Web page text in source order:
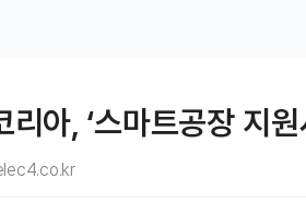
아, ‘스마트공장 지